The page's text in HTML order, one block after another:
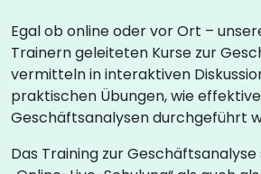
Egal ob online oder vor Ort –
Trainern geleiteten Kurse zur
vermitteln in interaktiven
praktischen Übungen, wie effektive
Geschäftsanalysen durchgeführt
Das Training zur